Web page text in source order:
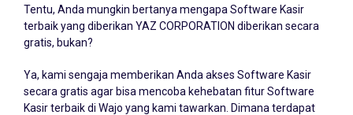
Tentu, Anda mungkin bertanya mengapa Software Kasir
terbaik yang diberikan YAZ CORPORATION diberikan secara
gratis, bukan?
Ya, kami sengaja memberikan Anda akses Software Kasir
secara gratis agar bisa mencoba kehebatan fitur Software
Kasir terbaik di Wajo yang kami tawarkan. Dimana terdapat